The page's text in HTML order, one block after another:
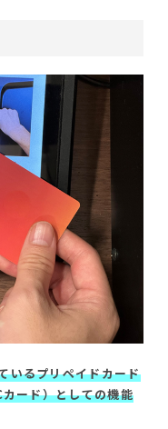
いるプリペイドカード
ード）としての機能